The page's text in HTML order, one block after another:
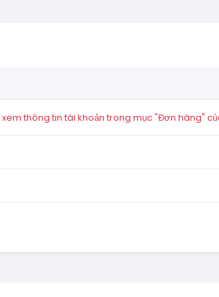
thông tin tài khoản trong mục "Đơn hàng"